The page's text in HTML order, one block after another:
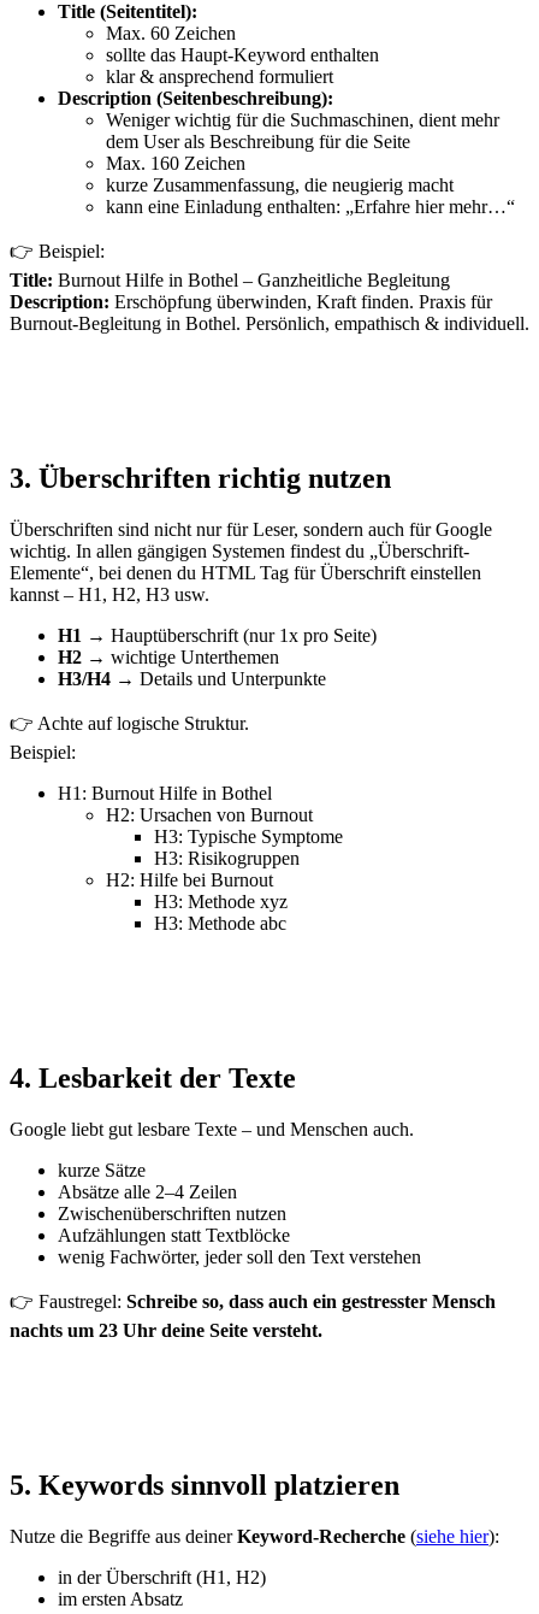
Title (Seitentitel):
Max. 60 Zeichen
sollte das Haupt-Keyword enthalten
klar & ansprechend formuliert
Description (Seitenbeschreibung):
Weniger wichtig für die Suchmaschinen, dient mehr
dem User als Beschreibung für die Seite
Max. 160 Zeichen
kurze Zusammenfassung, die neugierig macht
kann eine Einladung enthalten: „Erfahre hier mehr…“
👉 Beispiel:
Title: Burnout Hilfe in Bothel – Ganzheitliche Begleitung
Description: Erschöpfung überwinden, Kraft finden. Praxis für
Burnout-Begleitung in Bothel. Persönlich, empathisch & individuell.
3. Überschriften richtig nutzen
Überschriften sind nicht nur für Leser, sondern auch für Google
wichtig. In allen gängigen Systemen findest du „Überschrift-
Elemente“, bei denen du HTML Tag für Überschrift einstellen
kannst – H1, H2, H3 usw.
H1 → Hauptüberschrift (nur 1x pro Seite)
H2 → wichtige Unterthemen
H3/H4 → Details und Unterpunkte
👉 Achte auf logische Struktur.
Beispiel:
H1: Burnout Hilfe in Bothel
H2: Ursachen von Burnout
H3: Typische Symptome
H3: Risikogruppen
H2: Hilfe bei Burnout
H3: Methode xyz
H3: Methode abc
4. Lesbarkeit der Texte
Google liebt gut lesbare Texte – und Menschen auch.
kurze Sätze
Absätze alle 2–4 Zeilen
Zwischenüberschriften nutzen
Aufzählungen statt Textblöcke
wenig Fachwörter, jeder soll den Text verstehen
👉 Faustregel: Schreibe so, dass auch ein gestresster Mensch
nachts um 23 Uhr deine Seite versteht.
5. Keywords sinnvoll platzieren
Nutze die Begriffe aus deinerKeyword-Recherche (siehe hier):
in der Überschrift (H1, H2)
im ersten Absatz